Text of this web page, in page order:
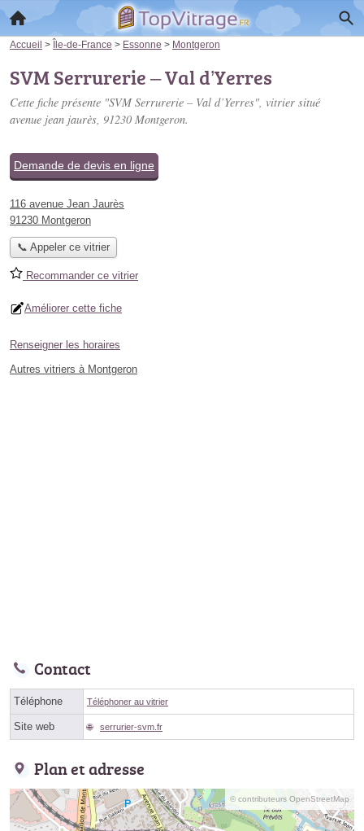
Accueil > Île-de-France > Essonne > Montgeron
SVM Serrurerie – Val d’Yerres
Cette fiche présente "SVM Serrurerie – Val d’Yerres", vitrier situé
avenue jean jaurès, 91230 Montgeron.
Demande de devis en ligne
116 avenue Jean Jaurès
91230 Montgeron
📞 Appeler ce vitrier
Recommander ce vitrier
Améliorer cette fiche
Renseigner les horaires
Autres vitriers à Montgeron
Contact
Téléphone Téléphoner au vitrier
Site web serrurier-svm.fr
Plan et adresse
© contributeurs OpenStreetMap